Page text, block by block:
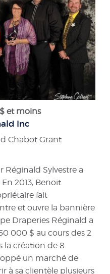
et moins
Inc
Chabot Grant
Réginald Sylvestre a
2013, Benoit
fait
et ouvre la bannière
Draperies Réginald a
000 $ au cours des 2
la création de 8
un marché de
à sa clientèle plusieurs